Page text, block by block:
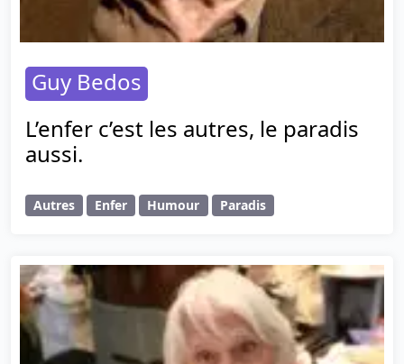
Guy Bedos
L’enfer c’est les autres, le paradis
aussi.
Autres Enfer Humour Paradis